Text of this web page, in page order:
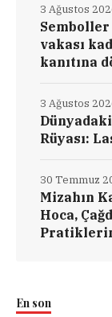
Semboller
vakası
kanıtına
3 Ağustos
Rüyası:
3 Ağustos
Mizahın
Hoca,
30 Temmuz
En son